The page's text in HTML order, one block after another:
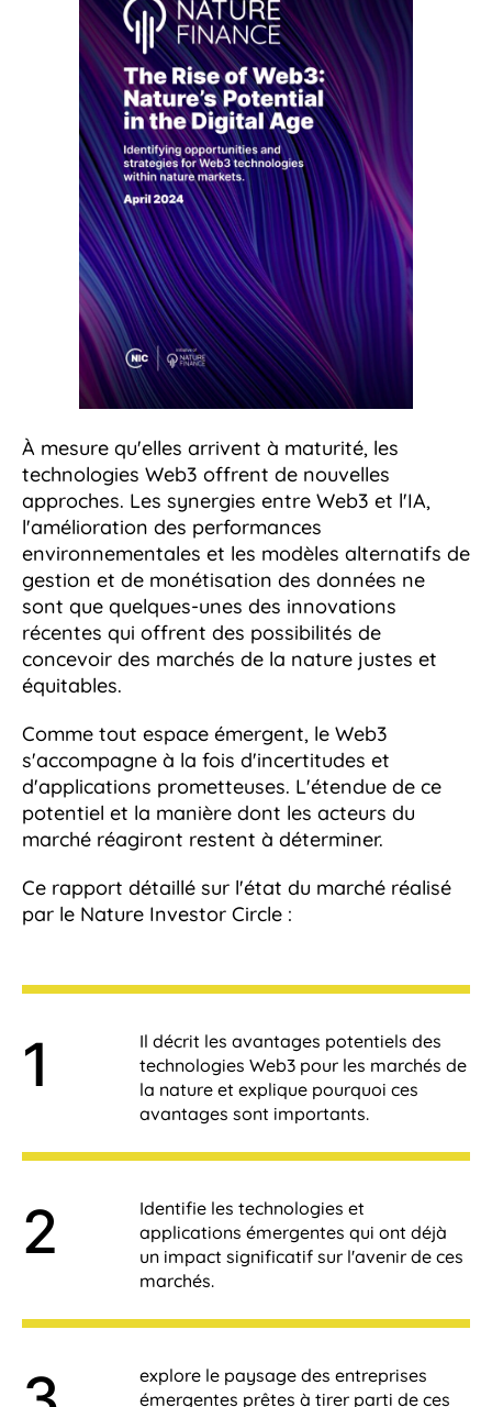
À mesure qu'elles arrivent à maturité, les
technologies Web3 offrent de nouvelles
approches. Les synergies entre Web3 et l'IA,
l'amélioration des performances
environnementales et les modèles alternatifs de
gestion et de monétisation des données ne
sont que quelques-unes des innovations
récentes qui offrent des possibilités de
concevoir des marchés de la nature justes et
équitables.
Comme tout espace émergent, le Web3
s'accompagne à la fois d'incertitudes et
d'applications prometteuses. L'étendue de ce
potentiel et la manière dont les acteurs du
marché réagiront restent à déterminer.
Ce rapport détaillé sur l'état du marché réalisé
par le Nature Investor Circle :
Il décrit les avantages potentiels des
technologies Web3 pour les marchés de
la nature et explique pourquoi ces
avantages sont importants.
Identifie les technologies et
applications émergentes qui ont déjà
un impact significatif sur l'avenir de ces
marchés.
explore le paysage des entreprises
émergentes prêtes à tirer parti de ces